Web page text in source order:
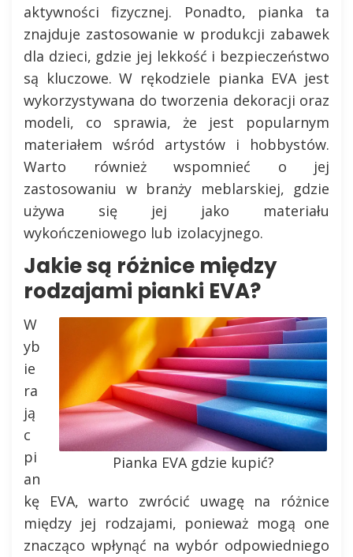
aktywności fizycznej. Ponadto, pianka ta
znajduje zastosowanie w produkcji zabawek
dla dzieci, gdzie jej lekkość i bezpieczeństwo
są kluczowe. W rękodziele pianka EVA jest
wykorzystywana do tworzenia dekoracji oraz
modeli, co sprawia, że jest popularnym
materiałem wśród artystów i hobbystów.
Warto również wspomnieć o jej
zastosowaniu w branży meblarskiej, gdzie
używa się jej jako materiału
wykończeniowego lub izolacyjnego.
Jakie są różnice między
rodzajami pianki EVA?
Pianka EVA gdzie kupić?
W
yb
ie
ra
ją
c
pi
an
kę EVA, warto zwrócić uwagę na różnice
między jej rodzajami, ponieważ mogą one
znacząco wpłynąć na wybór odpowiedniego